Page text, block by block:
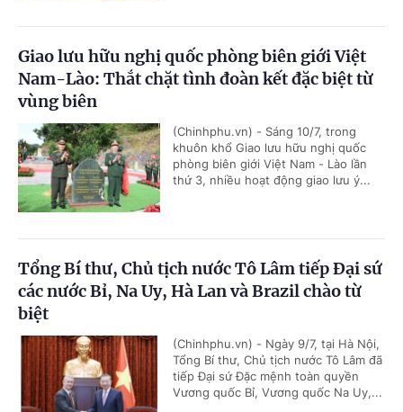
Giao lưu hữu nghị quốc phòng biên giới Việt
Nam-Lào: Thắt chặt tình đoàn kết đặc biệt từ
vùng biên
(Chinhphu.vn) - Sáng 10/7, trong
khuôn khổ Giao lưu hữu nghị quốc
phòng biên giới Việt Nam - Lào lần
thứ 3, nhiều hoạt động giao lưu ý...
Tổng Bí thư, Chủ tịch nước Tô Lâm tiếp Đại sứ
các nước Bỉ, Na Uy, Hà Lan và Brazil chào từ
biệt
(Chinhphu.vn) - Ngày 9/7, tại Hà Nội,
Tổng Bí thư, Chủ tịch nước Tô Lâm đã
tiếp Đại sứ Đặc mệnh toàn quyền
Vương quốc Bỉ, Vương quốc Na Uy,...